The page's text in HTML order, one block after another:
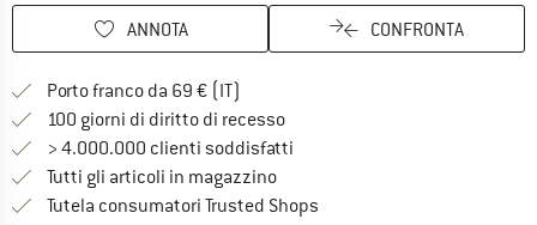
ANNOTA CONFRONTA
Porto franco da 69 € (IT)
100 giorni di diritto di recessoVai alla politica di recesso qui
> 4.000.000 clienti soddisfatti
Tutti gli articoli in magazzino
Tutela consumatori Trusted Shops